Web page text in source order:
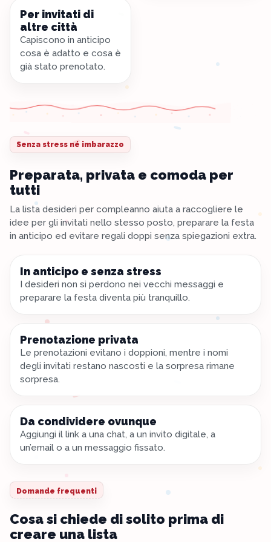
Per invitati di
altre città
Capiscono in anticipo
cosa è adatto e cosa è
già stato prenotato.
Senza stress né imbarazzo
Preparata, privata e comoda per
tutti
La lista desideri per compleanno aiuta a raccogliere le
idee per gli invitati nello stesso posto, preparare la festa
in anticipo ed evitare regali doppi senza spiegazioni extra.
In anticipo e senza stress
I desideri non si perdono nei vecchi messaggi e
preparare la festa diventa più tranquillo.
Prenotazione privata
Le prenotazioni evitano i doppioni, mentre i nomi
degli invitati restano nascosti e la sorpresa rimane
sorpresa.
Da condividere ovunque
Aggiungi il link a una chat, a un invito digitale, a
un’email o a un messaggio fissato.
Domande frequenti
Cosa si chiede di solito prima di
creare una lista